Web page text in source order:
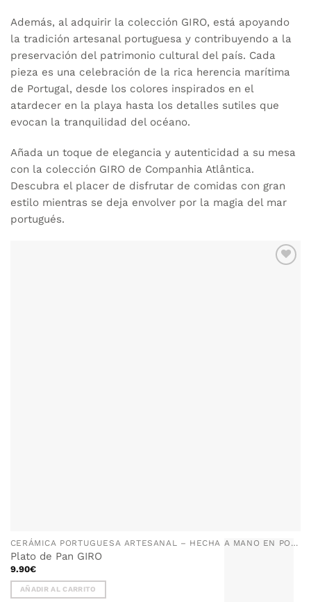
Además, al adquirir la colección GIRO, está apoyando
la tradición artesanal portuguesa y contribuyendo a la
preservación del patrimonio cultural del país. Cada
pieza es una celebración de la rica herencia marítima
de Portugal, desde los colores inspirados en el
atardecer en la playa hasta los detalles sutiles que
evocan la tranquilidad del océano.
Añada un toque de elegancia y autenticidad a su mesa
con la colección GIRO de Companhia Atlântica.
Descubra el placer de disfrutar de comidas con gran
estilo mientras se deja envolver por la magia del mar
portugués.
CERÁMICA PORTUGUESA ARTESANAL – HECHA A MANO EN PORTUGAL
Plato de Pan GIRO
9.90€
AÑADIR AL CARRITO